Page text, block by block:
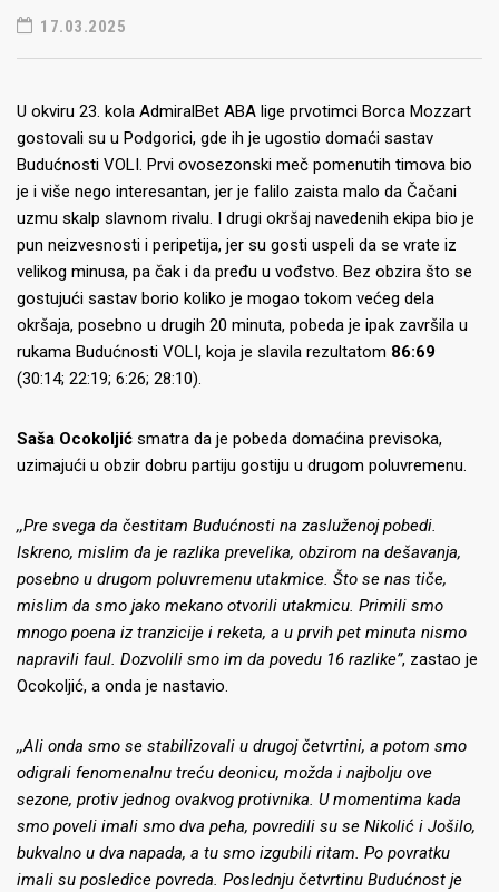
17.03.2025
U okviru 23. kola AdmiralBet ABA lige prvotimci Borca Mozzart
gostovali su u Podgorici, gde ih je ugostio domaći sastav
Budućnosti VOLI. Prvi ovosezonski meč pomenutih timova bio
je i više nego interesantan, jer je falilo zaista malo da Čačani
uzmu skalp slavnom rivalu. I drugi okršaj navedenih ekipa bio je
pun neizvesnosti i peripetija, jer su gosti uspeli da se vrate iz
velikog minusa, pa čak i da pređu u vođstvo. Bez obzira što se
gostujući sastav borio koliko je mogao tokom većeg dela
okršaja, posebno u drugih 20 minuta, pobeda je ipak završila u
rukama Budućnosti VOLI, koja je slavila rezultatom 86:69
(30:14; 22:19; 6:26; 28:10).
Saša Ocokoljić smatra da je pobeda domaćina previsoka,
uzimajući u obzir dobru partiju gostiju u drugom poluvremenu.
,,Pre svega da čestitam Budućnosti na zasluženoj pobedi.
Iskreno, mislim da je razlika prevelika, obzirom na dešavanja,
posebno u drugom poluvremenu utakmice. Što se nas tiče,
mislim da smo jako mekano otvorili utakmicu. Primili smo
mnogo poena iz tranzicije i reketa, a u prvih pet minuta nismo
napravili faul. Dozvolili smo im da povedu 16 razlike”, zastao je
Ocokoljić, a onda je nastavio.
,,Ali onda smo se stabilizovali u drugoj četvrtini, a potom smo
odigrali fenomenalnu treću deonicu, možda i najbolju ove
sezone, protiv jednog ovakvog protivnika. U momentima kada
smo poveli imali smo dva peha, povredili su se Nikolić i Jošilo,
bukvalno u dva napada, a tu smo izgubili ritam. Po povratku
imali su posledice povreda. Poslednju četvrtinu Budućnost je